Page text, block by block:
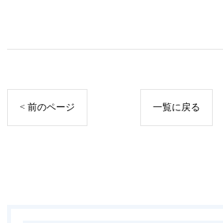
< 前のページ 一覧に戻る